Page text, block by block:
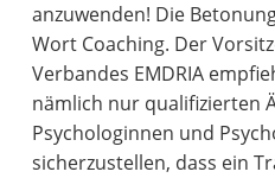
anzuwenden! Die
Wort Coaching. Der
Verbandes EMDRIA
nämlich nur qualifizierten
Psychologinnen und
sicherzustellen, dass ein